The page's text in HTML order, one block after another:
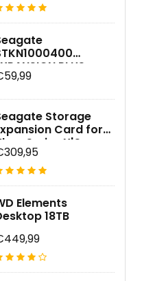
PLUS
1TB
Storage
Card for
Series X|S
Elements
18TB